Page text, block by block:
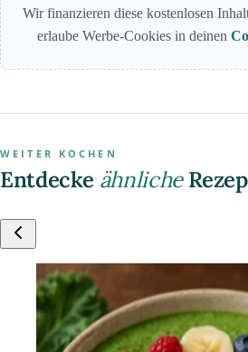
Wir finanzieren diese kostenlosen
erlaube Werbe-Cookies in deinen
WEITER KOCHEN
Entdecke ähnliche